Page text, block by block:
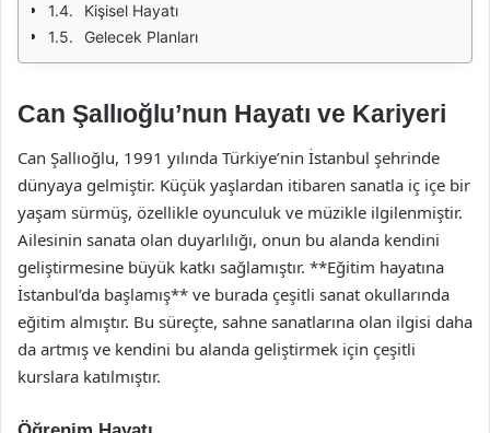
Kişisel Hayatı
Gelecek Planları
Can Şallıoğlu’nun Hayatı ve Kariyeri
Can Şallıoğlu, 1991 yılında Türkiye’nin İstanbul şehrinde
dünyaya gelmiştir. Küçük yaşlardan itibaren sanatla iç içe bir
yaşam sürmüş, özellikle oyunculuk ve müzikle ilgilenmiştir.
Ailesinin sanata olan duyarlılığı, onun bu alanda kendini
geliştirmesine büyük katkı sağlamıştır. **Eğitim hayatına
İstanbul’da başlamış** ve burada çeşitli sanat okullarında
eğitim almıştır. Bu süreçte, sahne sanatlarına olan ilgisi daha
da artmış ve kendini bu alanda geliştirmek için çeşitli
kurslara katılmıştır.